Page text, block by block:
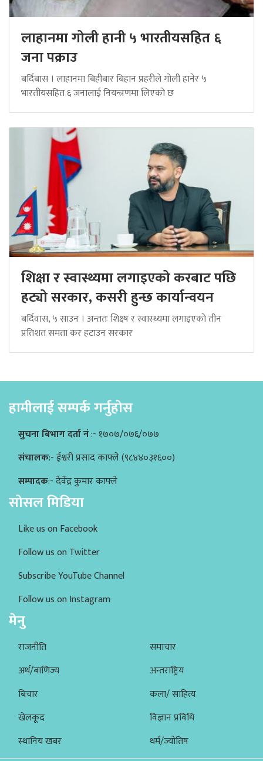
लाहानमा गोली हानी ५ भारतीयसहित ६
जना पक्राउ
बर्दिबास । लाहानमा बिहीबार बिहान प्रहरीले गोली हानेर ५
भारतीयसहित ६ जनालाई नियन्त्रणमा लिएको छ
शिक्षा र स्वास्थ्यमा लगाइएको करबाट पछि
हट्यो सरकार, कसरी हुन्छ कार्यान्वयन
बर्दिवास, ५ साउन । अन्ततः शिक्ष्ष र स्वास्थ्यमा लगाइएको तीन
प्रतिशत समता कर हटाउन सरकार
हामीलाई सम्पर्क गर्नुहोस
सुचना बिभाग दर्ता नं:- १७०७/०७६/०७७
संचालक:- ईश्वरी प्रसाद काफ्ले (९८४४०३१६००)
सम्पादक:- देवेंद्र कुमार काफ्ले
सोसल मिडिया
Like us on Facebook
Follow us on Twitter
Subscribe YouTube Channel
Follow us on Instagram
मेनु
राजनीति
अर्थ/बाणिज्य
बिचार
खेलकूद
स्थानिय खबर
समाचार
अन्तराष्ट्रिय
कला/ साहित्य
विज्ञान प्रविधि
धर्म/ज्योतिष